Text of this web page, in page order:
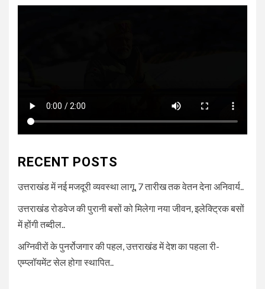
RECENT POSTS
उत्तराखंड में नई मजदूरी व्यवस्था लागू, 7 तारीख तक वेतन देना अनिवार्य..
उत्तराखंड रोडवेज की पुरानी बसों को मिलेगा नया जीवन, इलेक्ट्रिक बसों
में होंगी तब्दील..
अग्निवीरों के पुनर्रोजगार की पहल, उत्तराखंड में देश का पहला री-
एम्प्लॉयमेंट सेल होगा स्थापित..